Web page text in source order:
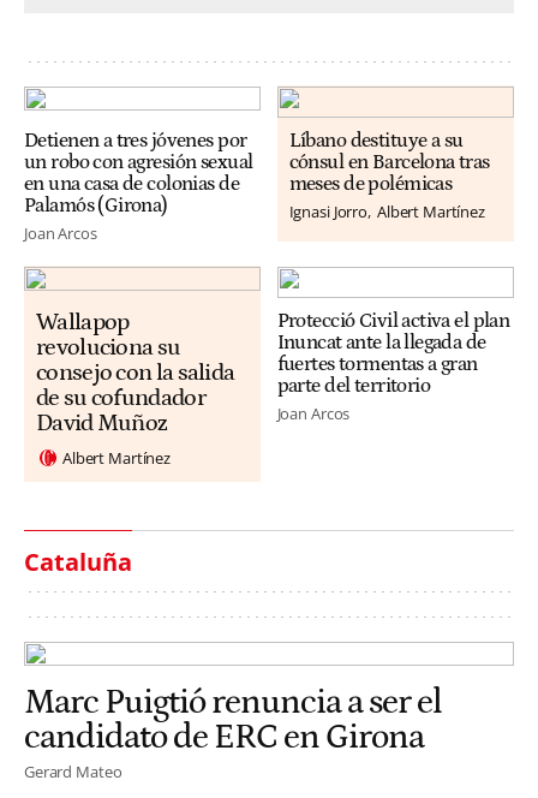
Detienen a tres jóvenes por
un robo con agresión sexual
en una casa de colonias de
Palamós (Girona)
Joan Arcos
Líbano destituye a su
cónsul en Barcelona tras
meses de polémicas
Ignasi Jorro Albert Martínez
Wallapop
revoluciona su
consejo con la salida
de su cofundador
David Muñoz
Albert Martínez
Protecció Civil activa el plan
Inuncat ante la llegada de
fuertes tormentas a gran
parte del territorio
Joan Arcos
Cataluña
Marc Puigtió renuncia a ser el
candidato de ERC en Girona
Gerard Mateo